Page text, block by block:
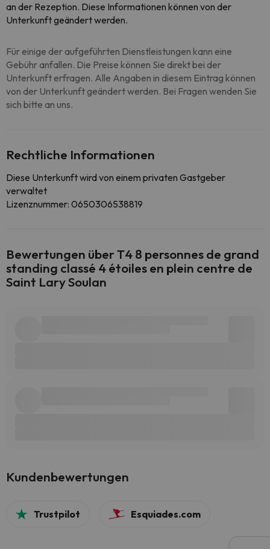
an der Rezeption. Diese Informationen können von der
Unterkunft geändert werden.
Für einige der aufgeführten Dienstleistungen kann eine
Gebühr anfallen. Die Preise können Sie direkt bei der
Unterkunft erfragen. Alle Angaben in diesem Eintrag können
von der Unterkunft geändert werden. Bei Fragen wenden Sie
sich bitte an uns.
Rechtliche Informationen
Diese Unterkunft wird von einem privaten Gastgeber
verwaltet
Lizenznummer: 0650306538819
Bewertungen über T4 8 personnes de grand
standing classé 4 étoiles en plein centre de
Saint Lary Soulan
Kundenbewertungen
Trustpilot Esquiades.com